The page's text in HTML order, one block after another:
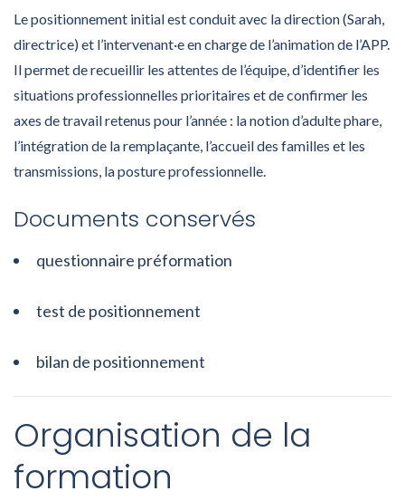
Le positionnement initial est conduit avec la direction (Sarah,
directrice) et l’intervenant·e en charge de l’animation de l’APP.
Il permet de recueillir les attentes de l’équipe, d’identifier les
situations professionnelles prioritaires et de confirmer les
axes de travail retenus pour l’année : la notion d’adulte phare,
l’intégration de la remplaçante, l’accueil des familles et les
transmissions, la posture professionnelle.
Documents conservés
questionnaire préformation
test de positionnement
bilan de positionnement
Organisation de la
formation